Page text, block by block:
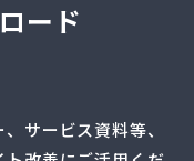
ード
サービス資料等、